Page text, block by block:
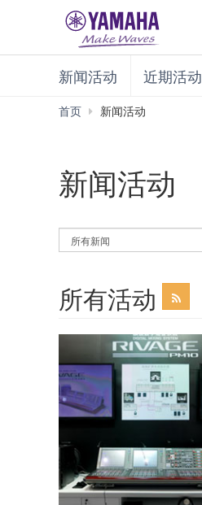
新闻活动 近期活动
首页 新闻活动
新闻活动
By
News
所有活动